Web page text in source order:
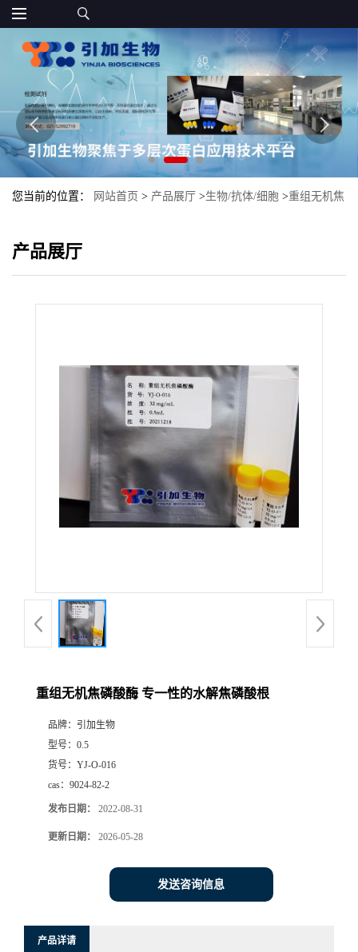
您当前的位置： 网站首页 > 产品展厅 >生物/抗体/细胞 >重组无机焦
产品展厅
重组无机焦磷酸酶 专一性的水解焦磷酸根
品牌： 引加生物
型号： 0.5
货号： YJ-O-016
cas： 9024-82-2
发布日期： 2022-08-31
更新日期： 2026-05-28
发送咨询信息
产品详请